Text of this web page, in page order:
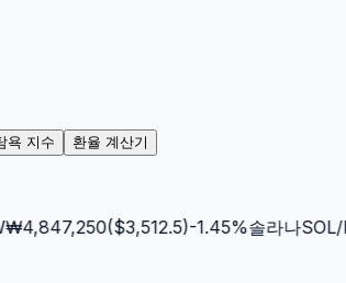
욕 지수 환율 계산기
4,847,250($3,512.5)-1.45%솔라나SOL/